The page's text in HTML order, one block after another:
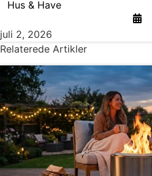
Hus & Have
juli 2, 2026
Relaterede Artikler